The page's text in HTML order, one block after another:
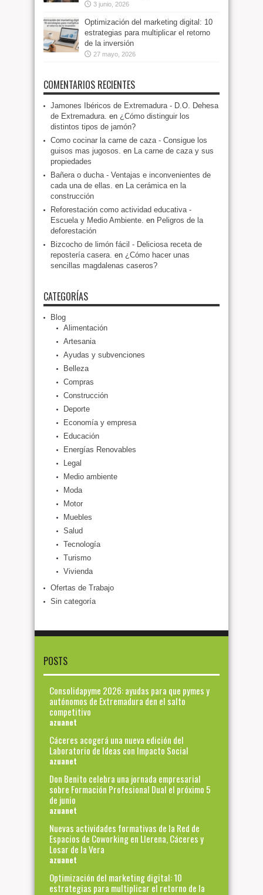
3 junio, 2026
Optimización del marketing digital: 10
estrategias para multiplicar el retorno
de la inversión
27 mayo, 2026
COMENTARIOS RECIENTES
Jamones Ibéricos de Extremadura - D.O. Dehesa
de Extremadura. en ¿Cómo distinguir los
distintos tipos de jamón?
Como cocinar la carne de caza - Consigue los
guisos mas jugosos. en La carne de caza y sus
propiedades
Bañera o ducha - Ventajas e inconvenientes de
cada una de ellas. en La cerámica en la
construcción
Reforestación como actividad educativa -
Escuela y Medio Ambiente. en Peligros de la
deforestación
Bizcocho de limón fácil - Deliciosa receta de
repostería casera. en ¿Cómo hacer unas
sencillas magdalenas caseros?
CATEGORÍAS
Blog
Alimentación
Artesania
Ayudas y subvenciones
Belleza
Compras
Construcción
Deporte
Economía y empresa
Educación
Energías Renovables
Legal
Medio ambiente
Moda
Motor
Muebles
Salud
Tecnología
Turismo
Vivienda
Ofertas de Trabajo
Sin categoría
POSTS
Consolidapyme 2026: ayudas para que pymes y
autónomos de Extremadura den el salto
competitivo
azuanet
Cáceres acogerá una nueva edición del
Laboratorio de Ideas con Impacto Social
azuanet
Don Benito celebra una jornada empresarial
sobre Formación Profesional Dual el próximo 5
de junio
azuanet
Nuevas actividades formativas de la Red de
Espacios de Coworking en Llerena, Cáceres y
Losar de la Vera
azuanet
Optimización del marketing digital: 10
estrategias para multiplicar el retorno de la